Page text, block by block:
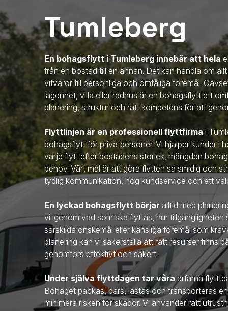
Tumleberg
En bohagsflytt i Tumleberg innebär att hela
från en bostad till en annan. Det kan handla om
vitvaror till personliga och ömtåliga föremål.
lägenhet, villa eller radhus är en bohagsflytt ett
planering, struktur och rätt kompetens för att
Flyttlinjen är en professionell flyttfirma i
bohagsflytt för privatpersoner. Vi hjälper kunder i
varje flytt efter bostadens storlek, mängden
behov. Vårt mål är att göra flytten så smidig och
tydlig kommunikation, hög kundservice och ett
En lyckad bohagsflytt börjar alltid med
vi igenom vad som ska flyttas, hur tillgängligheten
särskilda önskemål eller känsliga föremål som
planering kan vi säkerställa att rätt resurser finns
genomförs effektivt och säkert.
Under själva flyttdagen tar våraerfarna
Bohaget packas, bärs, lastas och transporteras
minimera risken för skador. Vi använder rätt